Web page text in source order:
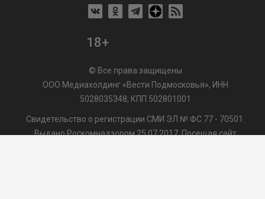
18+
© Все права защищены
ООО Медиахолдинг «Вести Подмосковья», ИНН
5028035348; КПП 502801001
Свидетельство о регистрации СМИ ЭЛ № ФС 77 - 70501.
Выдано Роскомнадзором 25.07.2017. Посещая сайт